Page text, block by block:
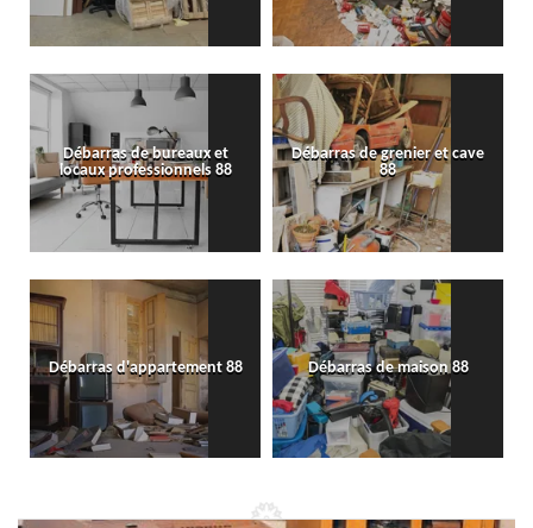
Débarras de bureaux et
locaux professionnels 88
Débarras de grenier et cave
88
Débarras d'appartement 88 Débarras de maison 88